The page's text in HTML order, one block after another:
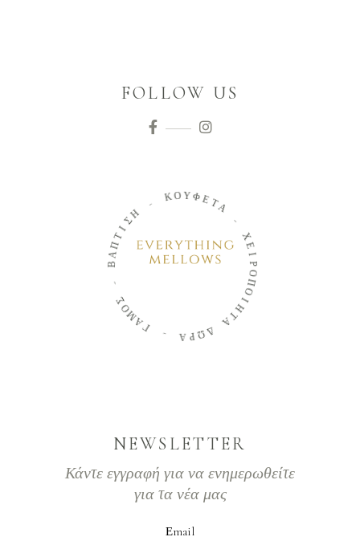
FOLLOW US
Γ
Α
Μ
Ο
Σ
Β
Α
Π
Τ
Ι
Σ
Η
ΚΟΥΦΕΤΑ
Χ
Ε
Ι
Ρ
Ο
Π
Ο
Ι
Η
Τ
Α
Δ
Ω
Ρ
Α
NEWSLETTER
Κάντε εγγραφή για να ενημερωθείτε
για τα νέα μας
Εmail